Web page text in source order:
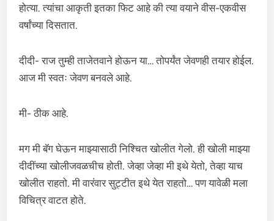
होत्या. त्यांचा आकृती इतका फिट आहे की त्या वयाने वीस-एकवीस
वर्षांच्या दिसतात.
दीदी- राज तुम्ही ताजेतवाने होऊन या… तोपर्यंत जेवणही तयार होईल.
आज मी स्वतः जेवण बनवले आहे.
मी- ठीक आहे.
मग मी बॅग घेऊन माझ्यासाठी निश्चित खोलीत गेलो. ही खोली माझ्या
दीदींच्या खोलीजवळचीच होती. जेव्हा जेव्हा मी इथे येतो, तेव्हा याच
खोलीत राहतो. मी वारंवार सुट्टीत इथे येत राहतो… पण यावेळी मला
विचित्र वाटत होते.